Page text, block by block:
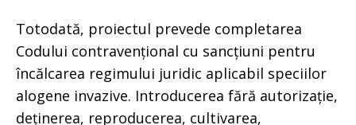
Totodată, proiectul prevede completarea
Codului contravențional cu sancțiuni pentru
încălcarea regimului juridic aplicabil speciilor
alogene invazive. Introducerea fără autorizație,
deținerea, reproducerea, cultivarea,